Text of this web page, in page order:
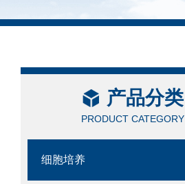
产品分类
PRODUCT CATEGORY
细胞培养